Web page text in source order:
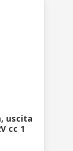
uscita
cc 1